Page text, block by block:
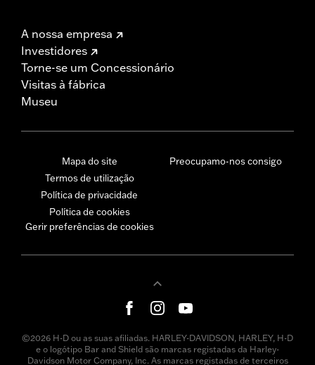
A nossa empresa
Investidores
Torne-se um Concessionário
Visitas à fábrica
Museu
Mapa do site
Termos de utilização
Política de privacidade
Política de cookies
Gerir preferências de cookies
Preocupamo-nos consigo
©2026 H-D ou as suas afiliadas. HARLEY-DAVIDSON, HARLEY, H-D
e o logótipo Bar and Shield são marcas registadas da Harley-
Davidson Motor Company, Inc. As marcas registadas de terceiros